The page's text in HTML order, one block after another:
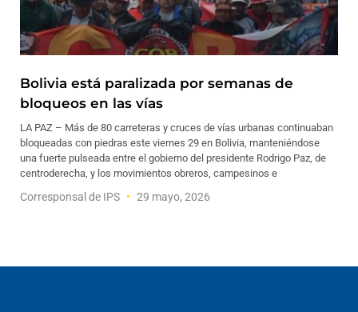
Bolivia está paralizada por semanas de
bloqueos en las vías
LA PAZ – Más de 80 carreteras y cruces de vías urbanas continuaban
bloqueadas con piedras este viernes 29 en Bolivia, manteniéndose
una fuerte pulseada entre el gobierno del presidente Rodrigo Paz, de
centroderecha, y los movimientos obreros, campesinos e
Corresponsal de IPS 29 mayo, 2026